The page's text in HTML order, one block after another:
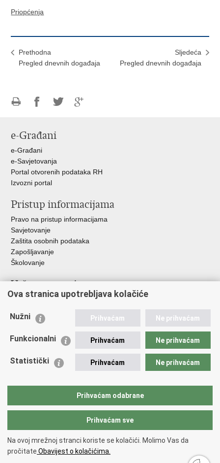
Priopćenja
Prethodna
Pregled dnevnih događaja
Sljedeća
Pregled dnevnih događaja
FacebookuTwitteru
e-Građani
e-Građani
e-Savjetovanja
Portal otvorenih podataka RH
Izvozni portal
Pristup informacijama
Pravo na pristup informacijama
Savjetovanje
Zaštita osobnih podataka
Zapošljavanje
Školovanje
Važne poveznice
Ministarstvo unutarnjih poslova
Udruge
Policijska akademija
Zaklada policijske solidarnosti
Vučetić"
Copyright © 2026 Policijska uprava šibensko-kninska.
Izjava o pristupačnosti.
Ova stranica upotrebljava kolačiće
Nužni Prihvaćam Ne prihvaćam
Funkcionalni Prihvaćam Ne prihvaćam
Statistički Prihvaćam Ne prihvaćam
Prihvaćam odabrane
Prihvaćam sve
Na ovoj mrežnoj stranci koriste se kolačići. Molimo Vas da
pročitate Obavijest o kolačićima.